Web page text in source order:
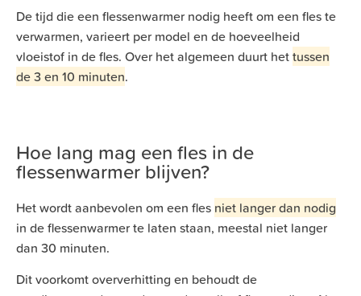
De tijd die een flessenwarmer nodig heeft om een fles te
verwarmen, varieert per model en de hoeveelheid
vloeistof in de fles. Over het algemeen duurt hettussen
de 3 en 10 minuten.
Hoe lang mag een fles in de
flessenwarmer blijven?
Het wordt aanbevolen om een fles niet langer dan nodig
in de flessenwarmer te laten staan, meestal niet langer
dan 30 minuten.
Dit voorkomt oververhitting en behoudt de